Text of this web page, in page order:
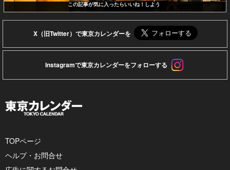
この記事が気に入ったらいいね！しよう
X（旧Twitter）で東京カレンダーを
Instagramで東京カレンダーをフォローする
TOPページ
ヘルプ・お問合せ